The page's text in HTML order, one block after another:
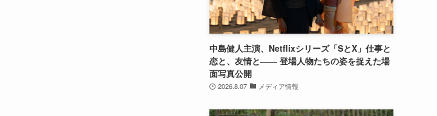
中島健人主演、Netflixシリーズ「SとX」仕事と
恋と、友情と―― 登場人物たちの姿を捉えた場
面写真公開
2026.8.07 メディア情報